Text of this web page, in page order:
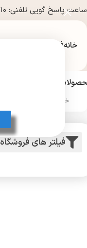
ساعت پاسخ گویی تلفنی: ۱۰ الی ۲۲
خانهفروشگاه
آرایشی و بهداشتی
خانه
فیلتر های فروشگاه